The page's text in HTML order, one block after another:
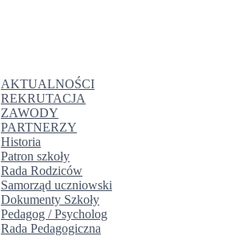
AKTUALNOŚCI
REKRUTACJA
ZAWODY
PARTNERZY
Historia
Patron szkoły
Rada Rodziców
Samorząd uczniowski
Dokumenty Szkoły
Pedagog / Psycholog
Rada Pedagogiczna